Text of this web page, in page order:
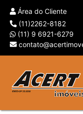
Área do Cliente
(11)2262-8182
(11) 9 6921-6279